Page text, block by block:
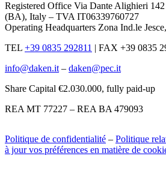
Registered Office Via Dante Alighieri
(BA), Italy – TVA IT06339760727
Operating Headquarters Zona Ind.le
TEL +39 0835 292811
FAX +39 0835
info@daken.it– daken@pec.it
Share Capital €2.030.000, fully paid-up
REA MT 77227 – REA BA 479093
Politique de confidentialité – Politique
à jour vos préférences en matière de